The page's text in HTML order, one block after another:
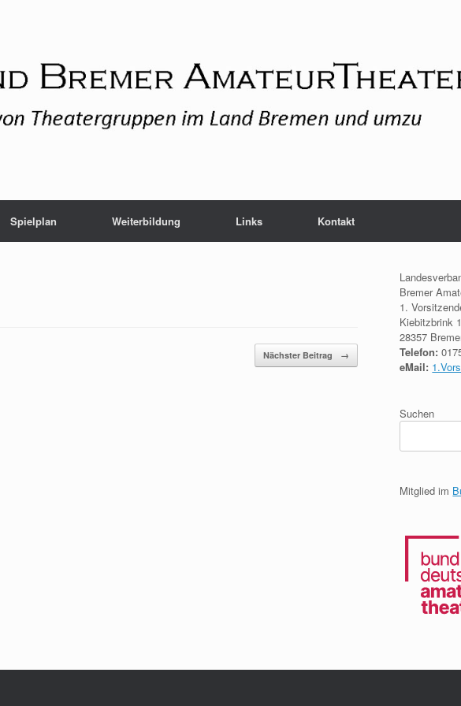
Spielplan Weiterbildung Links Kontakt
Nächster Beitrag →
Bremer
1.
Kiebitzbrink
28357
Telefon:
eMail:
Suchen
Mitglied im